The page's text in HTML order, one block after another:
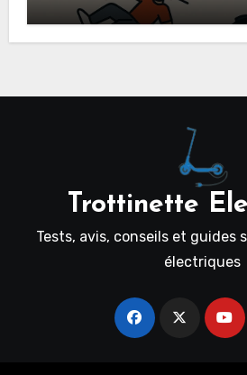
Trottinette
Tests, avis, conseils et
électriques